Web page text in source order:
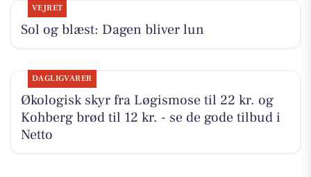
VEJRET
Sol og blæst: Dagen bliver lun
DAGLIGVARER
Økologisk skyr fra Løgismose til 22 kr. og
Kohberg brød til 12 kr. - se de gode tilbud i
Netto